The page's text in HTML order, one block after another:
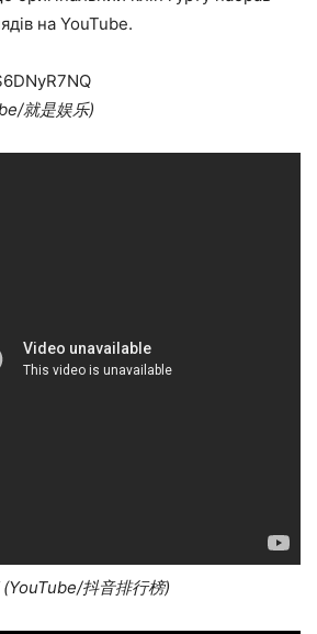
на YouTube.
就是娱乐)
(YouTube/抖音排行榜)